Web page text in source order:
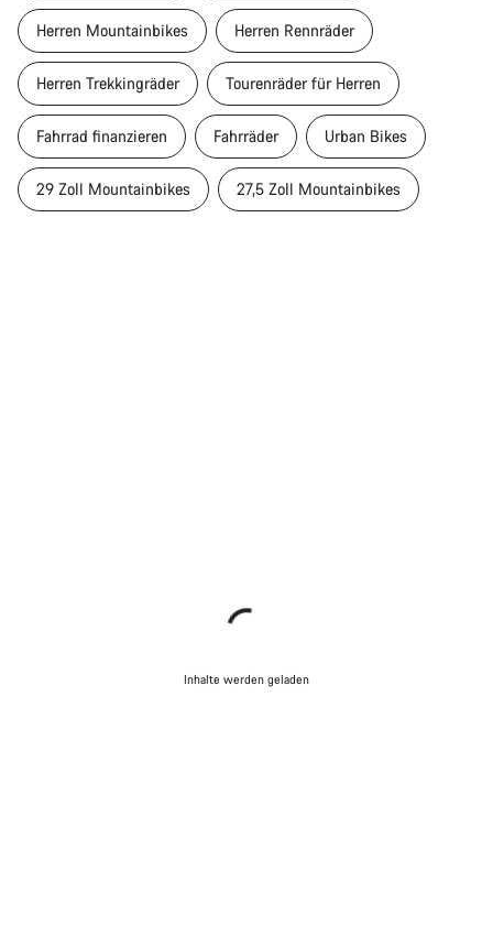
Herren Mountainbikes Herren Rennräder
Herren Trekkingräder Tourenräder für Herren
Fahrrad finanzieren Fahrräder Urban Bikes
29 Zoll Mountainbikes 27,5 Zoll Mountainbikes
Inhalte werden geladen